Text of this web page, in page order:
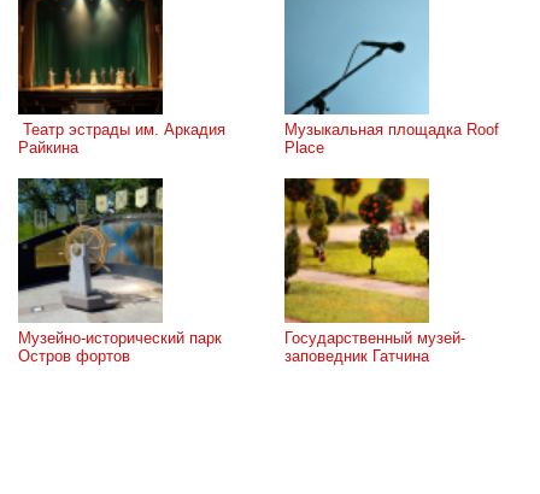
Райкина
Музыкальная площадка Roof
Place
Музейно-исторический парк
Остров фортов
Государственный музей-
заповедник Гатчина